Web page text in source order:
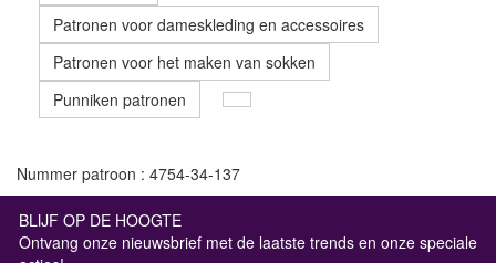
Patronen voor dameskleding en accessoires
Patronen voor het maken van sokken
Punniken patronen
Nummer patroon : 4754-34-137
BLIJF OP DE HOOGTE
Ontvang onze nieuwsbrief met de laatste trends en onze speciale